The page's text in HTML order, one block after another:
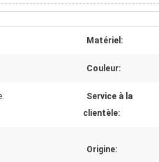
Matériel:
Couleur:
Service à la
clientèle:
Origine: